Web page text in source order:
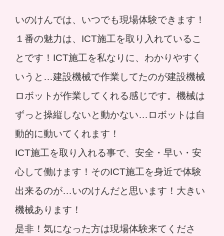
いのけんでは、いつでも現場体験できます！
１番の魅力は、ICT施工を取り入れているこ
とです！ICT施工を私なりに、わかりやすく
いうと…建設機械で作業してたのが建設機械
ロボットが作業してくれる感じです。機械は
ずっと操縦しないと動かない…ロボットは自
動的に動いてくれます！
ICT施工を取り入れる事で、安全・早い・安
心して働けます！そのICT施工を身近で体験
出来るのが…いのけんだと思います！大きい
機械あります！
是非！気になった方は現場体験来てくださ